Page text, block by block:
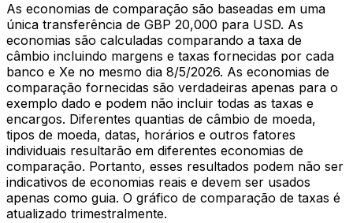
As economias de comparação são baseadas em uma
única transferência de GBP 20,000 para USD. As
economias são calculadas comparando a taxa de
câmbio incluindo margens e taxas fornecidas por cada
banco e Xe no mesmo dia 8/5/2026. As economias de
comparação fornecidas são verdadeiras apenas para o
exemplo dado e podem não incluir todas as taxas e
encargos. Diferentes quantias de câmbio de moeda,
tipos de moeda, datas, horários e outros fatores
individuais resultarão em diferentes economias de
comparação. Portanto, esses resultados podem não ser
indicativos de economias reais e devem ser usados
apenas como guia. O gráfico de comparação de taxas é
atualizado trimestralmente.